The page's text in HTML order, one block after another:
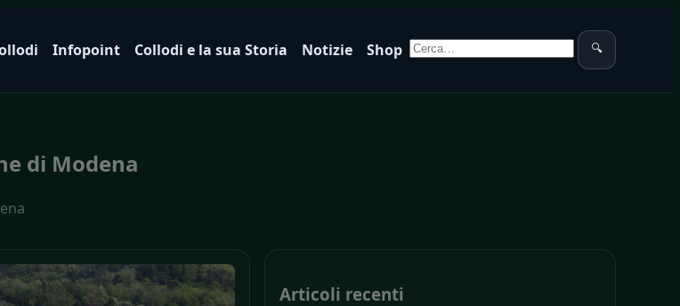
Infopoint Collodi e la sua Storia Notizie Shop Cerca: 🔍
di Modena
Articoli recenti